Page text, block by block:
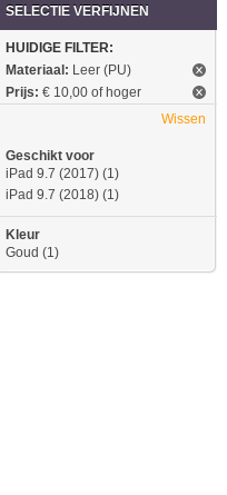
SELECTIE VERFIJNEN
HUIDIGE FILTER:
Materiaal: Leer (PU)
Prijs: € 10,00 of hoger
Wissen
Geschikt voor
iPad 9.7 (2017) (1)
iPad 9.7 (2018) (1)
Kleur
Goud (1)